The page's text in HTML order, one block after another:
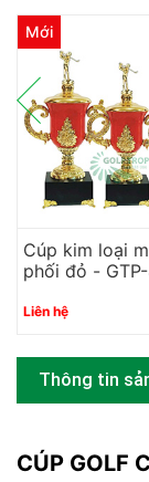
Mới
Cúp kim loại
phối đỏ -
Liên hệ
Thông tin
CÚP GOLF